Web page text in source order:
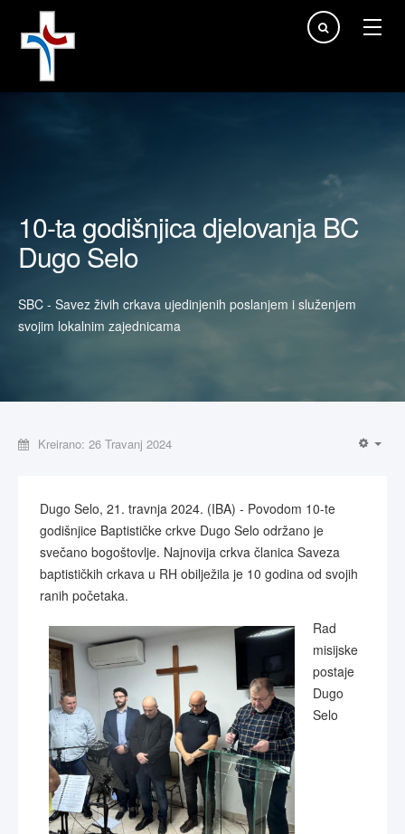
Traži...
10-ta godišnjica djelovanja BC
Dugo Selo
SBC - Savez živih crkava ujedinjenih poslanjem i služenjem
svojim lokalnim zajednicama
Kreirano: 26 Travanj 2024
Dugo Selo, 21. travnja 2024. (IBA) - Povodom 10-te
godišnjice Baptističke crkve Dugo Selo održano je
svečano bogoštovlje. Najnovija crkva članica Saveza
baptističkih crkava u RH obilježila je 10 godina od svojih
ranih početaka.
Rad
misijske
postaje
Dugo
Selo